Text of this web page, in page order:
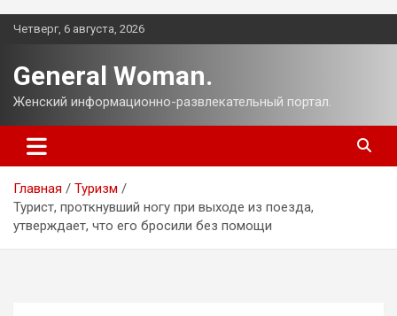
Перейти
Четверг, 6 августа, 2026
General Woman.
Женский информационно-развлекательный портал.
Главная
Туризм
Турист, проткнувший ногу при выходе из поезда,
утверждает, что его бросили без помощи